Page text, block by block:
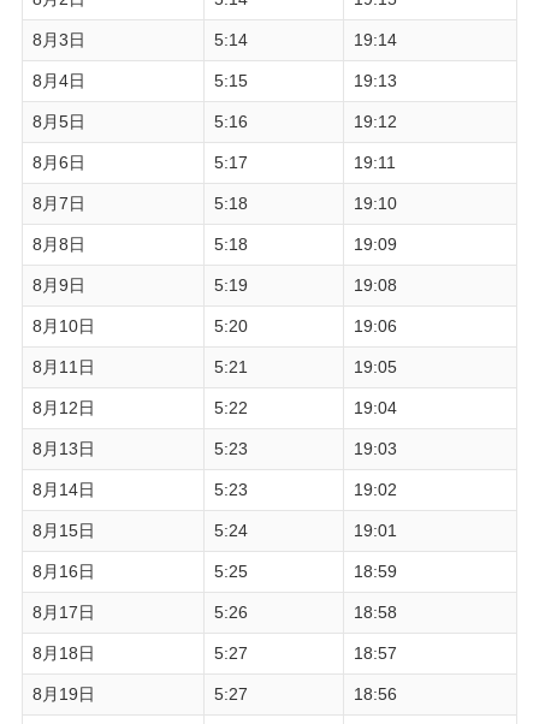
8月3日 5:14 19:14
8月4日 5:15 19:13
8月5日 5:16 19:12
8月6日 5:17 19:11
8月7日 5:18 19:10
8月8日 5:18 19:09
8月9日 5:19 19:08
8月10日 5:20 19:06
8月11日 5:21 19:05
8月12日 5:22 19:04
8月13日 5:23 19:03
8月14日 5:23 19:02
8月15日 5:24 19:01
8月16日 5:25 18:59
8月17日 5:26 18:58
8月18日 5:27 18:57
8月19日 5:27 18:56